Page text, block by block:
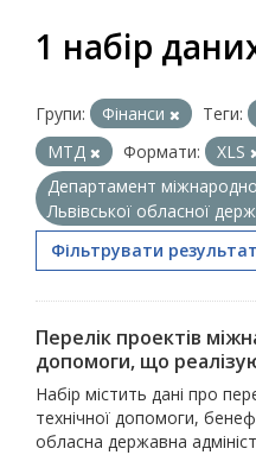
1 набір
Групи: Фінанси Теги:
МТД
Формати: XLS
Департамент
Львівської обласної
Фільтрувати
Перелік проектів
допомоги, що
Набір містить дані про
технічної допомоги,
обласна державна